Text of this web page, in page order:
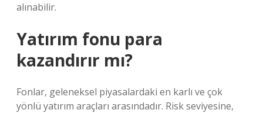
alınabilir.
Yatırım fonu para
kazandırır mı?
Fonlar, geleneksel piyasalardaki en karlı ve çok
yönlü yatırım araçları arasındadır. Risk seviyesine,